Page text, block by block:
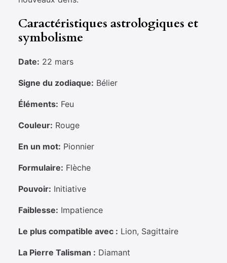
Caractéristiques astrologiques et
symbolisme
Date: 22 mars
Signe du zodiaque: Bélier
Éléments: Feu
Couleur: Rouge
En un mot: Pionnier
Formulaire: Flèche
Pouvoir: Initiative
Faiblesse: Impatience
Le plus compatible avec : Lion, Sagittaire
La Pierre Talisman : Diamant